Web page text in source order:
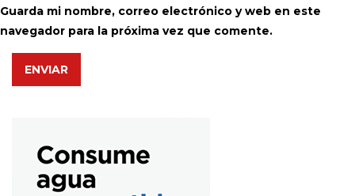
Guarda mi nombre, correo electrónico y web en este
navegador para la próxima vez que comente.
ENVIAR